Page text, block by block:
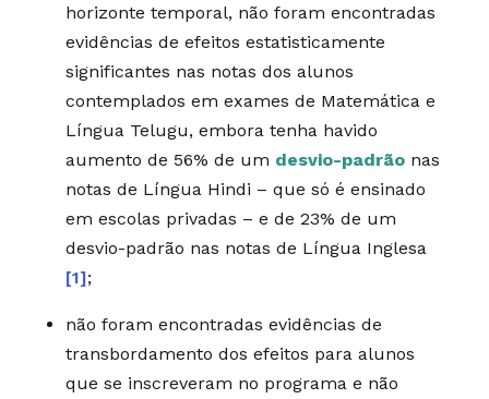
horizonte temporal, não foram encontradas
evidências de efeitos estatisticamente
significantes nas notas dos alunos
contemplados em exames de Matemática e
Língua Telugu, embora tenha havido
aumento de 56% de um desvio-padrãonas
notas de Língua Hindi – que só é ensinado
em escolas privadas – e de 23% de um
desvio-padrão nas notas de Língua Inglesa
[1];
não foram encontradas evidências de
transbordamento dos efeitos para alunos
que se inscreveram no programa e não